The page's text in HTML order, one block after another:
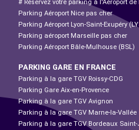
# Réservez votre parking à l'Aéroport
Parking Aéroport Nice pas cher
Parking Aéroport Lyon-Saint-Exupéry
Parking aéroport Marseille pas cher
Parking Aéroport Bâle-Mulhouse (BSL)
PARKING GARE EN FRANCE
Parking à la gare TGV Roissy-CDG
Parking Gare Aix-en-Provence
Parking à la gare TGV Avignon
Parking à la gare TGV Marne-la-Vallée
Parking à la gare TGV Bordeaux Saint-